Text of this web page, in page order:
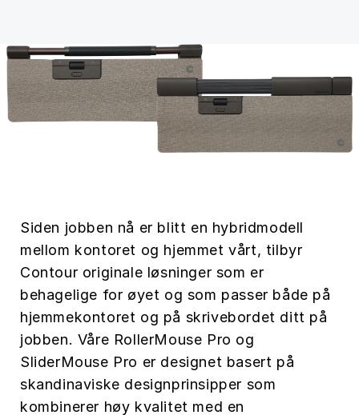
Siden jobben nå er blitt en hybridmodell
mellom kontoret og hjemmet vårt, tilbyr
Contour originale løsninger som er
behagelige for øyet og som passer både på
hjemmekontoret og på skrivebordet ditt på
jobben. Våre RollerMouse Pro og
SliderMouse Pro er designet basert på
skandinaviske designprinsipper som
kombinerer høy kvalitet med en